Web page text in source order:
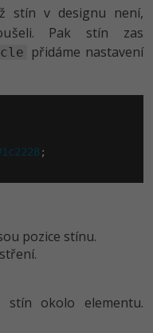
stín v designu není,
Pak stín zas
přidáme nastavení
;
pozice stínu.
stín okolo elementu.